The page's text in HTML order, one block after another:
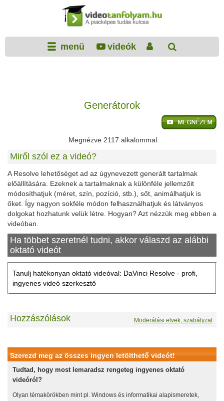
menü videók
Generátorok
Megnézve 2117 alkalommal.
Miről szól ez a videó?
A Resolve lehetőséget ad az úgynevezett generált tartalmak
előállítására. Ezeknek a tartalmaknak a különféle jellemzőit
módosíthatjuk (méret, szín, pozíció, stb.), sőt, animálhatjuk is
őket. Így nagyon sokféle módon felhasználhatjuk és látványos
dolgokat hozhatunk velük létre. Hogyan? Azt nézzük meg ebben a
videóban.
Ha többet szeretnél tudni, akkor válaszd az alábbi
oktató videót
Tanulj hatékonyan oktató videóval: DaVinci Resolve - profi,
ingyenes videó szerkesztő
Hozzászólások Moderálási elvek, szabályzat
Szerezd meg az összes ingyen letölthető videót!
Tudtad, hogy most lemaradsz rengeteg ingyenes oktató
videóról?
Olyan témakörökben mint pl. Windows és informatikai alapismeretek,